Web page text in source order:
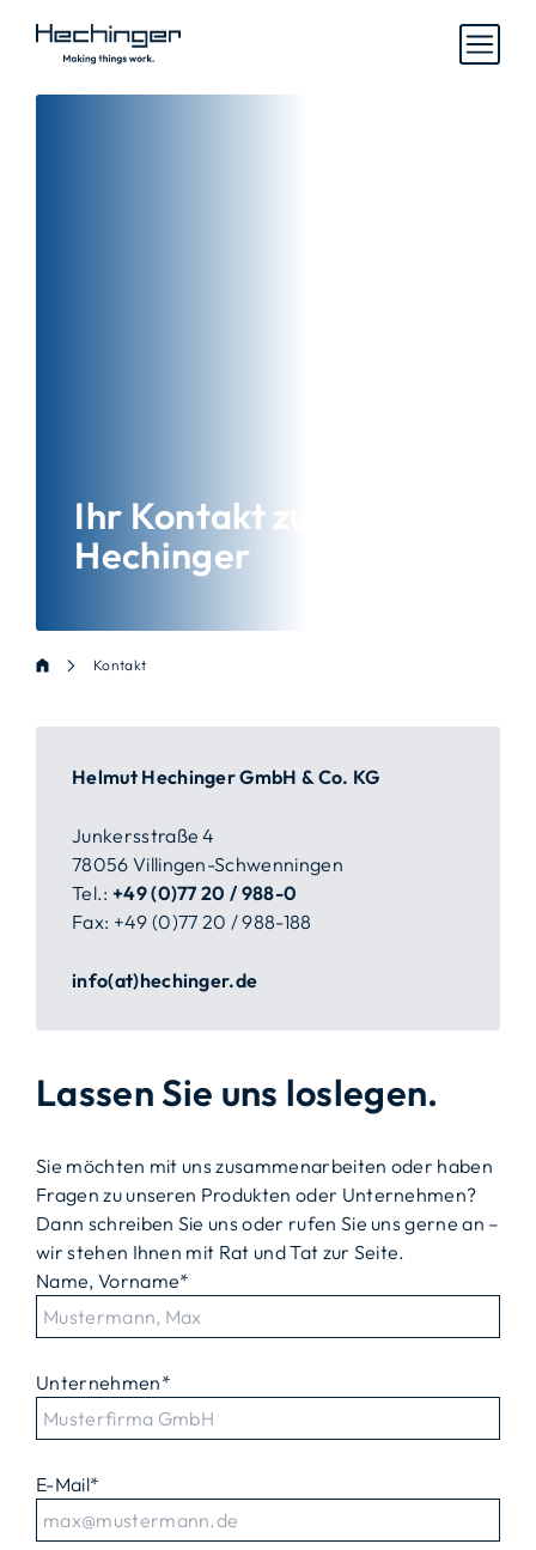
Ihr Kontakt zu
Hechinger
Kontakt
Lassen Sie uns loslegen.
Sie möchten mit uns zusammenarbeiten oder haben
Fragen zu unseren Produkten oder Unternehmen?
Dann schreiben Sie uns oder rufen Sie uns gerne an –
wir stehen Ihnen mit Rat und Tat zur Seite.
Name, Vorname*
Unternehmen*
E-Mail*
Helmut Hechinger GmbH & Co. KG
Junkersstraße 4
78056 Villingen-Schwenningen
Tel.: +49 (0)77 20 / 988-0
Fax: +49 (0)77 20 / 988-188
info(at)hechinger.de